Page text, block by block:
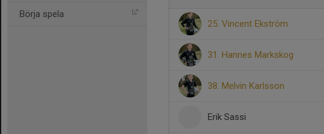
Börja spela
25. Vincent Ekström
31. Hannes Markskog
38. Melvin Karlsson
Erik Sassi